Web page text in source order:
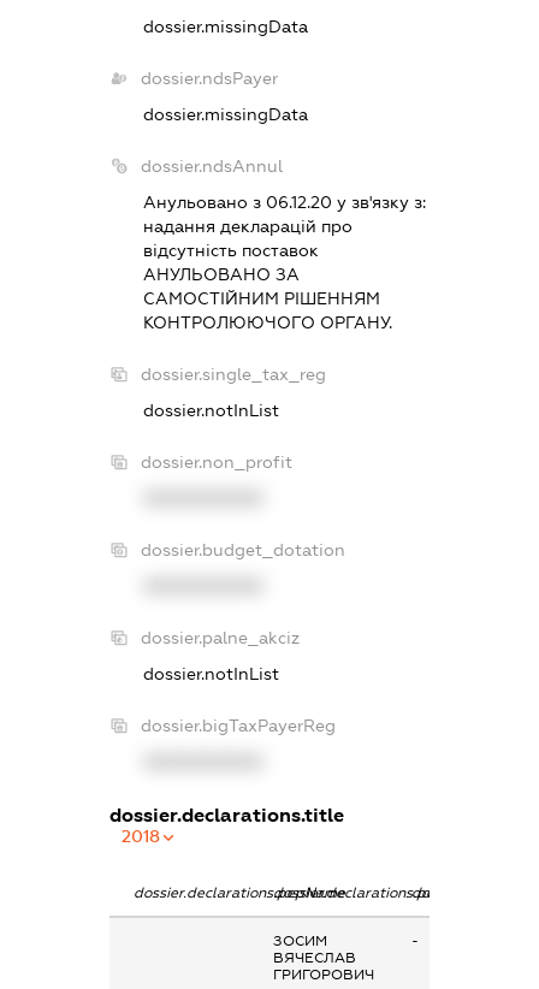
dossier.missingData
dossier.ndsPayer
dossier.missingData
dossier.ndsAnnul
Анульовано з 06.12.20 у зв'язку з:
надання декларацiй про
вiдсутнiсть поставок
АНУЛЬОВАНО ЗА
САМОСТIЙНИМ РIШЕННЯМ
КОНТРОЛЮЮЧОГО ОРГАНУ.
dossier.single_tax_reg
dossier.notInList
dossier.non_profit
dossier.budget_dotation
dossier.palne_akciz
dossier.notInList
dossier.bigTaxPayerReg
dossier.declarations.title
2018
dossier.declarations.pepNamedossier.declarations.personName
ЗОСИМ
ВЯЧЕСЛАВ
ГРИГОРОВИЧ
-